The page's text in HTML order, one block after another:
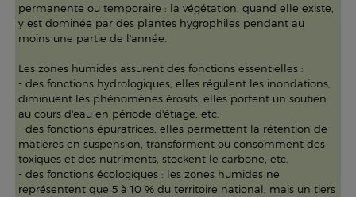
permanente ou temporaire : la végétation, quand elle existe,
y est dominée par des plantes hygrophiles pendant au
moins une partie de l'année.
Les zones humides assurent des fonctions essentielles :
- des fonctions hydrologiques, elles régulent les inondations,
diminuent les phénomènes érosifs, elles portent un soutien
au cours d'eau en période d'étiage, etc.
- des fonctions épuratrices, elles permettent la rétention de
matières en suspension, transforment ou consomment des
toxiques et des nutriments, stockent le carbone, etc.
- des fonctions écologiques : les zones humides ne
représentent que 5 à 10 % du territoire national, mais un tiers